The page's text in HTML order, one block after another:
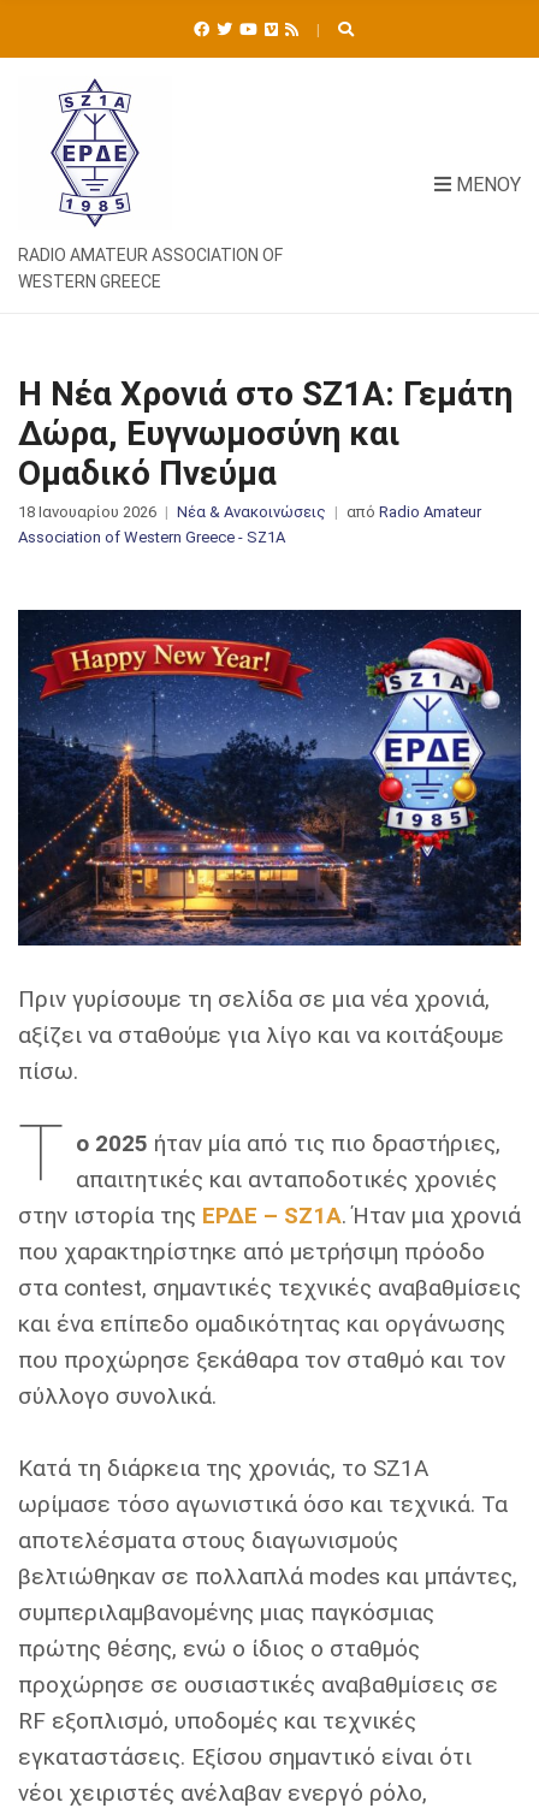
RADIO AMATEUR ASSOCIATION OF
WESTERN GREECE
ΜΕΝΟΎ
Η Νέα Χρονιά στο SZ1A: Γεμάτη
Δώρα, Ευγνωμοσύνη και
Ομαδικό Πνεύμα
18 Ιανουαρίου 2026 Νέα & Ανακοινώσεις από Radio Amateur
Association of Western Greece - SZ1A
Πριν γυρίσουμε τη σελίδα σε μια νέα χρονιά,
αξίζει να σταθούμε για λίγο και να κοιτάξουμε
πίσω.
Τ ο 2025 ήταν μία από τις πιο δραστήριες,
απαιτητικές και ανταποδοτικές χρονιές
στην ιστορία της ΕΡΔΕ – SZ1A. Ήταν μια χρονιά
που χαρακτηρίστηκε από μετρήσιμη πρόοδο
στα contest, σημαντικές τεχνικές αναβαθμίσεις
και ένα επίπεδο ομαδικότητας και οργάνωσης
που προχώρησε ξεκάθαρα τον σταθμό και τον
σύλλογο συνολικά.
Κατά τη διάρκεια της χρονιάς, το SZ1A
ωρίμασε τόσο αγωνιστικά όσο και τεχνικά. Τα
αποτελέσματα στους διαγωνισμούς
βελτιώθηκαν σε πολλαπλά modes και μπάντες,
συμπεριλαμβανομένης μιας παγκόσμιας
πρώτης θέσης, ενώ ο ίδιος ο σταθμός
προχώρησε σε ουσιαστικές αναβαθμίσεις σε
RF εξοπλισμό, υποδομές και τεχνικές
εγκαταστάσεις. Εξίσου σημαντικό είναι ότι
νέοι χειριστές ανέλαβαν ενεργό ρόλο,